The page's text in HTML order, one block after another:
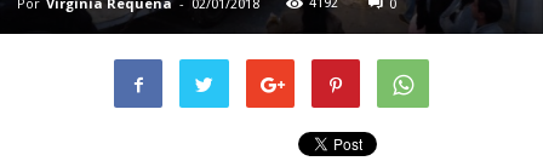
02/01/2018 4192 0